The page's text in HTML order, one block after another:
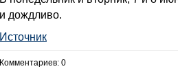
и дождливо.
Источник
Комментариев: 0